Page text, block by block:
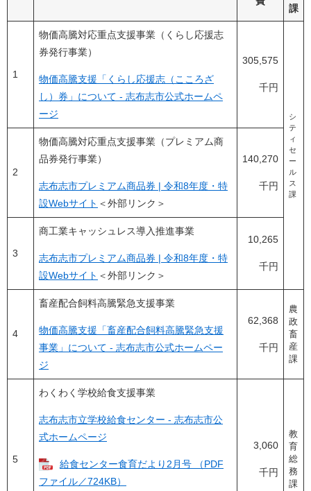
課
1
物価高騰対応重点支援事業（くらし応援志
券発行事業）
物価高騰支援「くらし応援志（こころざ
し）券」について - 志布志市公式ホームペ
ージ
305,575
千円
シ
テ
ィ
セ
ー
ル
ス
課
2
物価高騰対応重点支援事業（プレミアム商
品券発行事業）
志布志市プレミアム商品券 | 令和8年度・特
設Webサイト ＜外部リンク＞
140,270
千円
3
商工業キャッシュレス導入推進事業
志布志市プレミアム商品券 | 令和8年度・特
設Webサイト ＜外部リンク＞
10,265
千円
4
畜産配合飼料高騰緊急支援事業
物価高騰支援「畜産配合飼料高騰緊急支援
事業」について - 志布志市公式ホームペー
ジ
62,368
千円
農
政
畜
産
課
5
わくわく学校給食支援事業
志布志市立学校給食センター - 志布志市公
式ホームページ
給食センター食育だより2月号 （PDF
ファイル／724KB）
3,060
千円
教
育
総
務
課